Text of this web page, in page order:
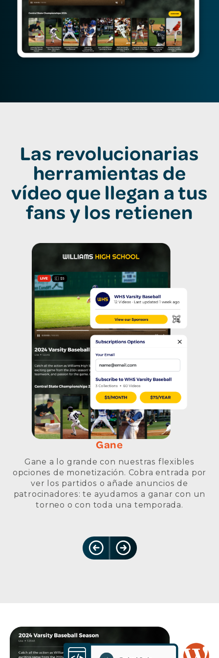
Las revolucionarias
herramientas de
vídeo que llegan a tus
fans y los retienen
Gane
Gane a lo grande con nuestras flexibles
opciones de monetización. Cobra entrada por
ver los partidos o añade anuncios de
patrocinadores: te ayudamos a ganar con un
torneo o con toda una temporada.